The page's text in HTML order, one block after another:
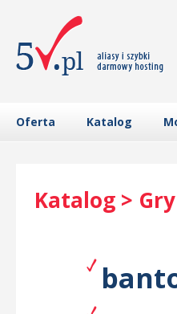
Oferta Katalog
Katalog >